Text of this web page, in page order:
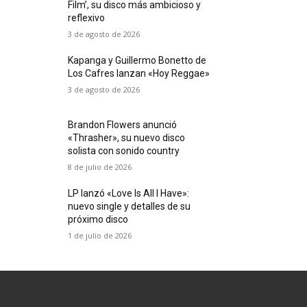
Film’, su disco más ambicioso y
reflexivo
3 de agosto de 2026
Kapanga y Guillermo Bonetto de
Los Cafres lanzan «Hoy Reggae»
3 de agosto de 2026
Brandon Flowers anunció
«Thrasher», su nuevo disco
solista con sonido country
8 de julio de 2026
LP lanzó «Love Is All I Have»:
nuevo single y detalles de su
próximo disco
1 de julio de 2026